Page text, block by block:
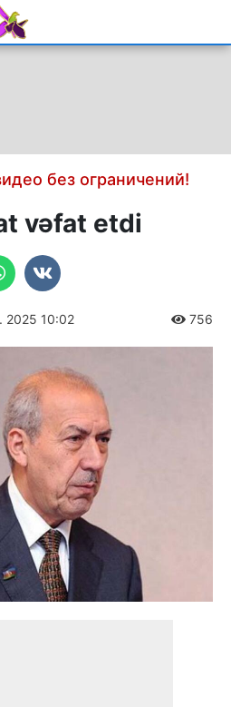
без ограничений!
vəfat etdi
2025 10:02 756